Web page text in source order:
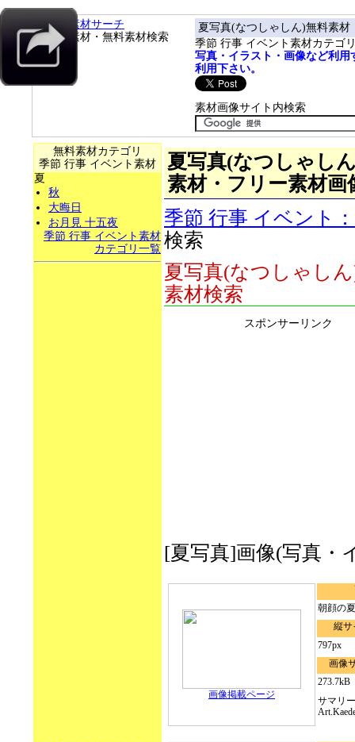
フリー素材サーチ
フリー素材・無料素材検索
夏写真(なつしゃしん)無料素材
季節 行事 イベント素材カテゴ
写真・イラスト・画像など利
利用下さい。
素材画像サイト内検索
無料素材カテゴリ
季節 行事 イベント素材
夏
秋
大晦日
お月見 十五夜
季節 行事 イベント素材
カテゴリ一覧
夏写真(なつしゃし
素材・フリー素材画
季節 行事 イベント
検索
夏写真(なつしゃし
素材検索
スポンサーリンク
[夏写真]画像(写真・
画像掲載ページ
朝顔の
縦サ
797px
画像
273.7kB
サマリ